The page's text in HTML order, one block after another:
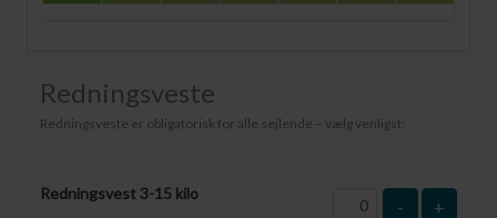
Redningsveste
Redningsveste er obligatorisk for alle sejlende – vælg venligst:
Redningsvest 3-15 kilo
- +